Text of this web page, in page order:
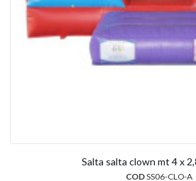
Salta salta clown mt 4 x
CODSS06-CLO-A